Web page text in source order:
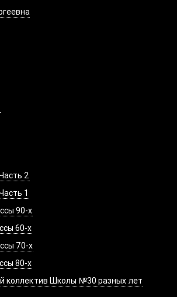
2
1
90-х
60-х
70-х
80-х
коллектив Школы №30 разных лет